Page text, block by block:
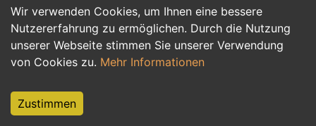
Wir verwenden Cookies, um Ihnen eine bessere
Nutzererfahrung zu ermöglichen. Durch die Nutzung
unserer Webseite stimmen Sie unserer Verwendung
von Cookies zu. Mehr Informationen
Zustimmen
Personalwesen Assistenz, Sekretariat
Hilfskräfte, Aushilfs- und Nebenjobs
Weiterbildung, Studium, duale Ausbildung